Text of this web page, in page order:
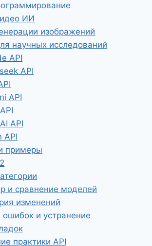
ИИ
изображений
научных исследований
API
API
API
API
API
примеры
и сравнение моделей
изменений
и устранение
практики API